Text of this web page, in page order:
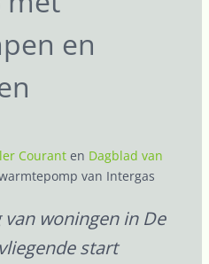
en
Courant en Dagblad van
van Intergas
woningen in De
start